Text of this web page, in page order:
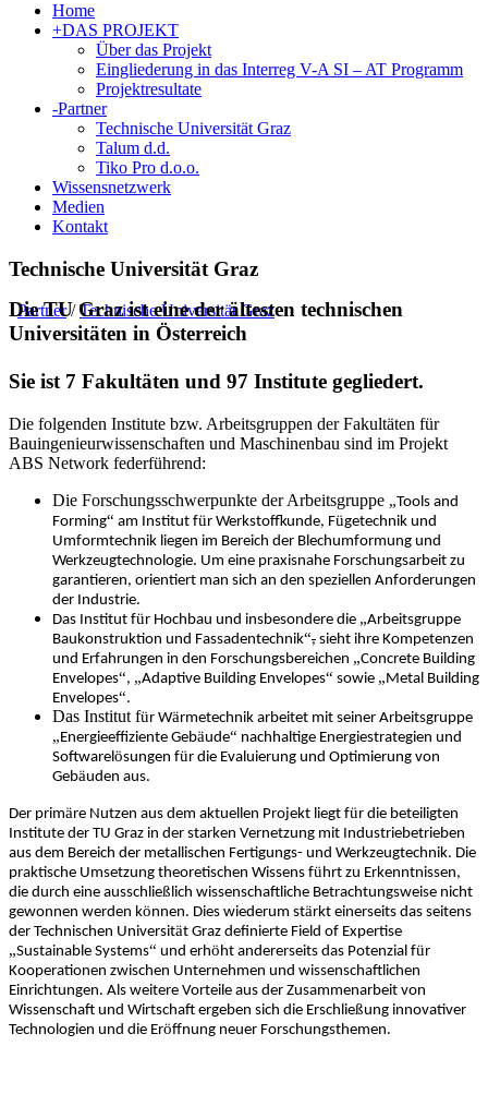
Home
+DAS PROJEKT
Über das Projekt
Eingliederung in das Interreg V-A SI – AT Programm
Projektresultate
-Partner
Technische Universität Graz
Talum d.d.
Tiko Pro d.o.o.
Wissensnetzwerk
Medien
Kontakt
Technische Universität Graz
Partner/Technische Universität Graz
Die TU Graz ist eine der ältesten technischen
Universitäten in Österreich
Sie ist 7 Fakultäten und 97 Institute gegliedert.
Die folgenden Institute bzw. Arbeitsgruppen der Fakultäten für
Bauingenieurwissenschaften und Maschinenbau sind im Projekt
ABS Network federführend:
Die Forschungsschwerpunkte der Arbeitsgruppe „Tools and
Forming“ am Institut für Werkstoffkunde, Fügetechnik und
Umformtechnik liegen im Bereich der Blechumformung und
Werkzeugtechnologie. Um eine praxisnahe Forschungsarbeit zu
garantieren, orientiert man sich an den speziellen Anforderungen
der Industrie.
Das Institut für Hochbau und insbesondere die „Arbeitsgruppe
Baukonstruktion und Fassadentechnik“, sieht ihre Kompetenzen
und Erfahrungen in den Forschungsbereichen „Concrete Building
Envelopes“, „Adaptive Building Envelopes“ sowie „ Metal Building
Envelopes“.
Das Institut für Wärmetechnik arbeitet mit seiner Arbeitsgruppe
„ Energieeffiziente Gebäude“ nachhaltige Energiestrategien und
Softwarel ösungen für die Evaluierung und Optimierung von
Gebäuden aus.
Der primäre Nutzen aus dem aktuellen Projekt liegt für die beteiligten
Institute der TU Graz in der starken Vernetzung mit Industriebetrieben
aus dem Bereich der metallischen Fertigungs- und Werkzeugtechnik. Die
praktische Umsetzung theoretischen Wissens fü hrt zu Erkenntnissen,
die durch eine ausschließ lich wissenschaftliche Betrachtungsweise nicht
gewonnen werden können. Dies wiederum stärkt einerseits das seitens
der Technischen Universität Graz definierte Field of Expertise
„Sustainable Systems“ und erhö ht andererseits das Potenzial für
Kooperationen zwischen Unternehmen und wissenschaftlichen
Einrichtungen. Als weitere Vorteile aus der Zusammenarbeit von
Wissenschaft und Wirtschaft ergeben sich die Erschließung innovativer
Technologien und die Eröffnung neuer Forschungsthemen.